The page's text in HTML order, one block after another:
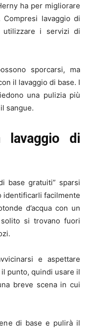
ha per migliorare
Compresi lavaggio di
utilizzare i servizi di
sporcarsi, ma
il lavaggio di base. I
una pulizia più
sangue.
lavaggio di
base gratuiti” sparsi
identificarli facilmente
d’acqua con un
si trovano fuori
e aspettare
punto, quindi usare il
breve scena in cui
di base e pulirà il